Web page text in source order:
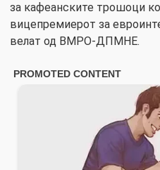
за кафеанските трошоци
вицепремиерот за
велат од ВМРО-ДПМНЕ.